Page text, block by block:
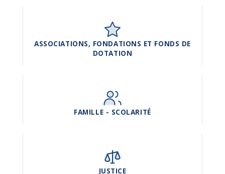
ASSOCIATIONS, FONDATIONS ET FONDS DE
DOTATION
FAMILLE - SCOLARITÉ
JUSTICE